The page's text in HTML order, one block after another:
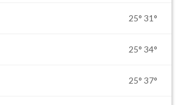
25° 31°
25° 34°
25° 37°